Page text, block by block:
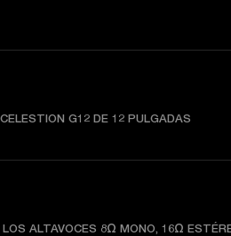
G12 DE 12 PULGADAS
LOS ALTAVOCES 8Ω MONO, 16Ω